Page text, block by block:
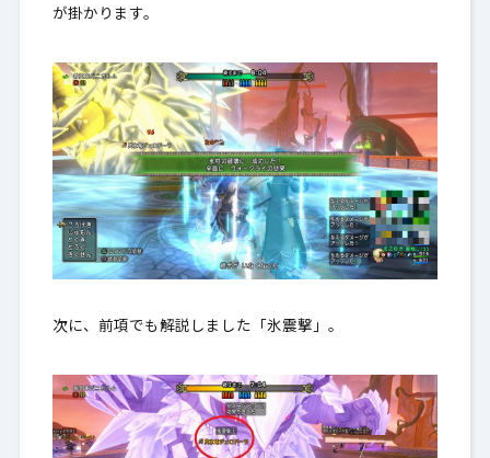
が掛かります。
次に、前項でも解説しました「氷震撃」。